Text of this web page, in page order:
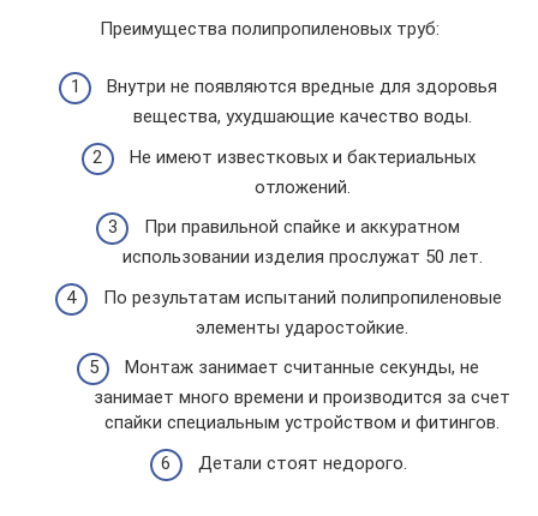
Преимущества полипропиленовых труб:
Внутри не появляются вредные для здоровья
вещества, ухудшающие качество воды.
Не имеют известковых и бактериальных
отложений.
При правильной спайке и аккуратном
использовании изделия прослужат 50 лет.
По результатам испытаний полипропиленовые
элементы ударостойкие.
Монтаж занимает считанные секунды, не
занимает много времени и производится за счет
спайки специальным устройством и фитингов.
Детали стоят недорого.